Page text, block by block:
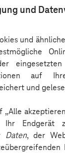
und
und
eingesetzten
auf
und
Endgerät
Daten, der
ist für viele
Schritt
Prozesse
KI-Agenten